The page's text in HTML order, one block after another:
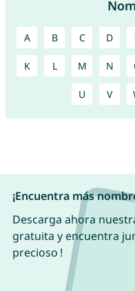
A B C D
K L M N
U V
¡Encuentra más
Descarga ahora
gratuita y encuentra
precioso !